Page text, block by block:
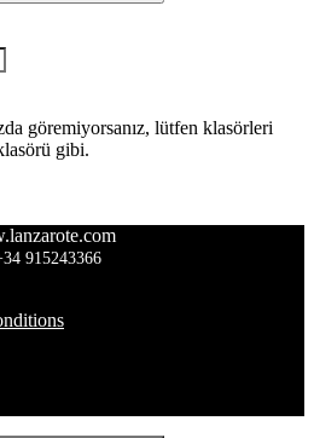
göremiyorsanız, lütfen klasörleri
gibi.
915243366